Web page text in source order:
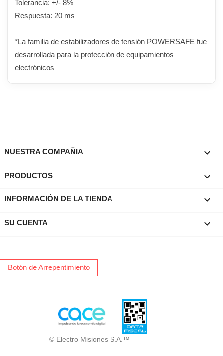
Tolerancia: +/- 8%
Respuesta: 20 ms
*La familia de estabilizadores de tensión POWERSAFE fue
desarrollada para la protección de equipamientos
electrónicos
NUESTRA COMPAÑIA 
PRODUCTOS 
INFORMACIÓN DE LA TIENDA keyboard_arrow_down
SU CUENTA 
Botón de Arrepentimiento
© Electro Misiones S.A.™